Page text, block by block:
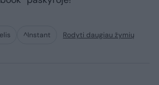
^Instant Rodyti daugiau žymių